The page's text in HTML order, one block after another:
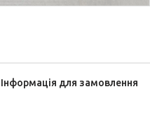
Інформація для замовлення